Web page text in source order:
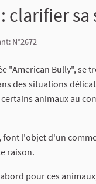
clarifier
N°2672
"American Bully", se
des situations
animaux au
l'objet d'un
raison.
pour ces